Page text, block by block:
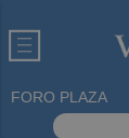
FORO PLAZA